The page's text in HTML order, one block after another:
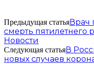
Предыдущая статьяВрач
смерть пятилетнего
Новости
Следующая статьяВ
новых случаев